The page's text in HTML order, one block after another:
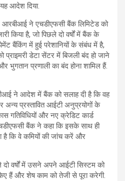
आदेश दिया.
आरबीआई ने एचडीएफसी बैंक लिमिटेड को
किया है, जो पिछले दो वर्षों में बैंक के
बैंकिंग में हुई परेशानियों के संबंध में है,
डेटा सेंटर में बिजली बंद हो जाने
प्रणाली का बंद होना शामिल हैं.
ने आदेश में बैंक को सलाह दी है कि वह
प्रस्तावित आईटी अनुप्रयोगों के
गतिविधियों और नए क्रेडिट कार्ड
बैंक ने कहा कि इसके साथ ही
कि वे कमियों की जांच करें और
वर्षों में उसने अपने आईटी सिस्टम को
हैं और शेष काम को तेजी से पूरा करेगी.